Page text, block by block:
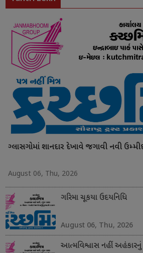
ગ્લાસગોમાં શાનદાર દેખાવે જગાવી નવી
August 06, Thu, 2026
ગરિમા ચૂકયા ઉદયનિધિ
August 06, Thu, 2026
આત્મવિશ્વાસ નહીં અહંકારનું